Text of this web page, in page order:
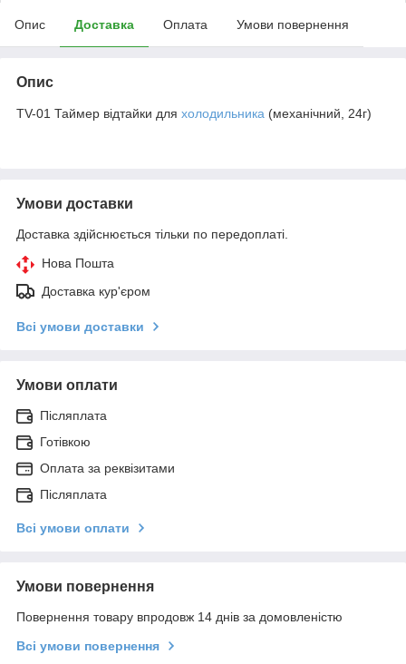
Опис Доставка Оплата Умови повернення
Опис
TV-01 Таймер відтайки для холодильника (механічний, 24г)
Умови доставки
Доставка здійснюється тільки по передоплаті.
Нова Пошта
Доставка кур'єром
Всі умови доставки
Умови оплати
Післяплата
Готівкою
Оплата за реквізитами
Післяплата
Всі умови оплати
Умови повернення
Повернення товару впродовж 14 днів за домовленістю
Всі умови повернення